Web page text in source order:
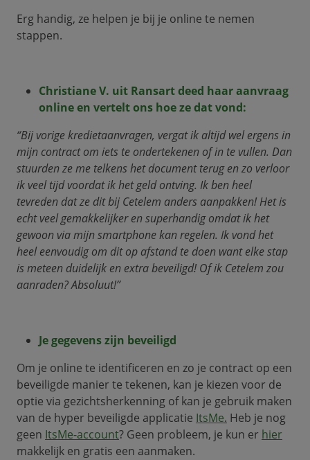
Erg handig, ze helpen je bij je online te nemen
stappen.
Christiane V. uit Ransart deed haar aanvraag
online en vertelt ons hoe ze dat vond:
“Bij vorige kredietaanvragen, vergat ik altijd wel ergens in
mijn contract om iets te ondertekenen of in te vullen. Dan
stuurden ze me telkens het document terug en zo verloor
ik veel tijd voordat ik het geld ontving. Ik ben heel
tevreden dat ze dit bij Cetelem anders aanpakken! Het is
echt veel gemakkelijker en superhandig omdat ik het
gewoon via mijn smartphone kan regelen. Ik vond het
heel eenvoudig om dit op afstand te doen want elke stap
is meteen duidelijk en extra beveiligd! Of ik Cetelem zou
aanraden? Absoluut!”
Je gegevens zijn beveiligd
Om je online te identificeren en zo je contract op een
beveiligde manier te tekenen, kan je kiezen voor de
optie via gezichtsherkenning of kan je gebruik maken
van de hyper beveiligde applicatie ItsMe. Heb je nog
geen ItsMe-account? Geen probleem, je kun er hier
makkelijk en gratis een aanmaken.